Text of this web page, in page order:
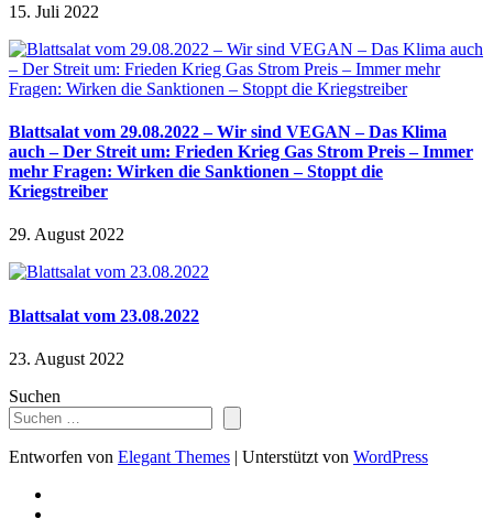
15. Juli 2022
Blattsalat vom 29.08.2022 – Wir sind VEGAN – Das Klima
auch – Der Streit um: Frieden Krieg Gas Strom Preis – Immer
mehr Fragen: Wirken die Sanktionen – Stoppt die
Kriegstreiber
29. August 2022
Blattsalat vom 23.08.2022
23. August 2022
Suchen
Entworfen von Elegant Themes | Unterstützt von WordPress